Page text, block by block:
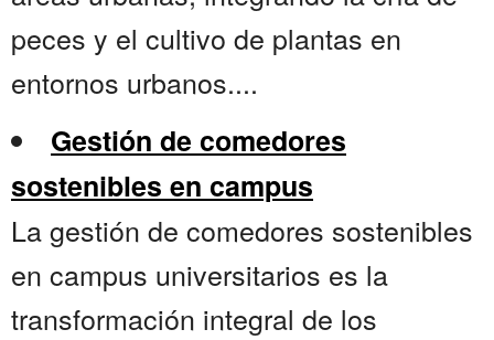
peces y el cultivo de plantas en
entornos urbanos....
Gestión de comedores
sostenibles en campus
La gestión de comedores sostenibles
en campus universitarios es la
transformación integral de los